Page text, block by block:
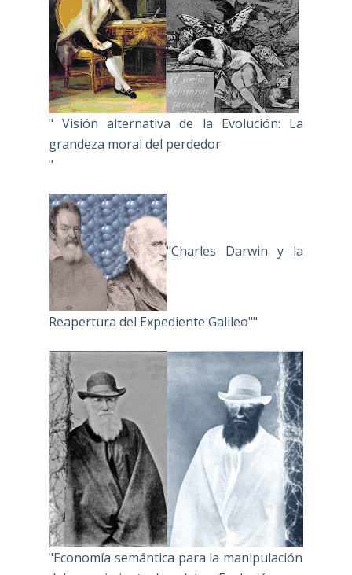
" Visión alternativa de la Evolución: La
grandeza moral del perdedor
"
"Charles Darwin y la
Reapertura del Expediente Galileo""
"Economía semántica para la manipulación